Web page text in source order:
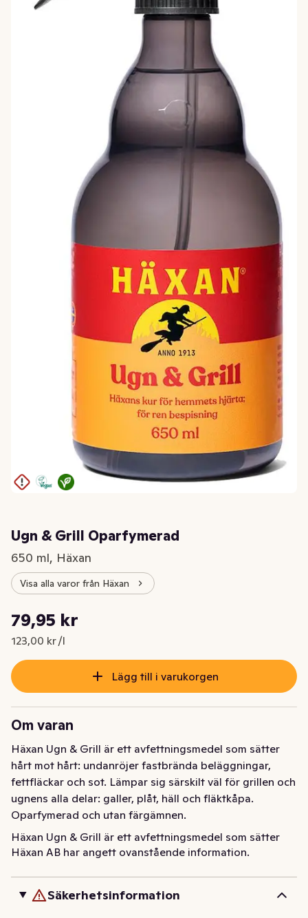
Ugn & Grill Oparfymerad
650 ml, Häxan
Visa alla varor från Häxan
Nuvarande pris är: 79,95 kr
79,95 kr
123,00 kr /l
Styckpris: 123,00 kr /l
Lägg till i varukorgen
Om varan
Häxan Ugn & Grill är ett avfettningsmedel som sätter
hårt mot hårt: undanröjer fastbrända beläggningar,
fettfläckar och sot. Lämpar sig särskilt väl för grillen och
ugnens alla delar: galler, plåt, häll och fläktkåpa.
Oparfymerad och utan färgämnen.
Häxan Ugn & Grill är ett avfettningsmedel som sätter
hårt mot hårt: undanröjer fastbrända beläggningar,
ugnens alla delar: galler, plåt, häll och fläktkåpa.
Oparfymerad och utan färgämnen.
Häxan AB har angett ovanstående information.
Säkerhetsinformation